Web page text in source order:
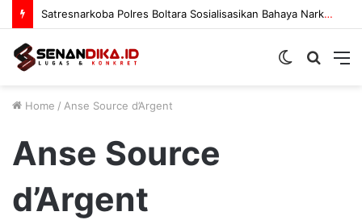
Satresnarkoba Polres Boltara Sosialisasikan Bahaya Narkoba
Search
Switch
Home / Anse Source d’Argent
Anse Source
d’Argent